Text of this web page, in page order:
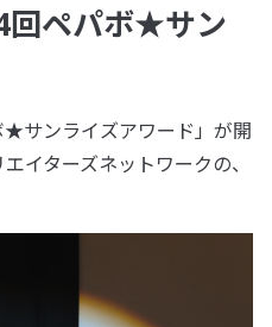
回ペパボ★サン
サンライズアワード」が開
イターズネットワークの、